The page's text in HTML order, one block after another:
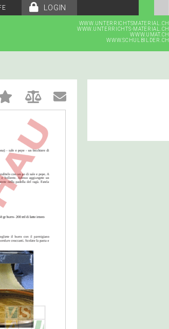
LOGIN
WWW.UNTERRICHTSMATERIAL.CH
WWW.UNTERRICHTS-MATERIAL.CH
WWW.UMAT.CH
WWW.SCHULBILDER.CH